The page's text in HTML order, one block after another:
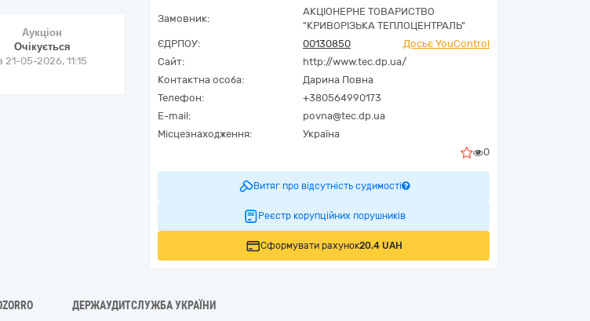
Аукціон
Очікується
21-05-2026, 11:15
Замовник:
АКЦІОНЕРНЕ ТОВАРИСТВО
"КРИВОРІЗЬКА ТЕПЛОЦЕНТРАЛЬ"
ЄДРПОУ:
00130850
Досьє YouControl
Сайт:
http://www.tec.dp.ua/
Контактна особа:
Дарина Повна
Телефон:
+380564990173
E-mail:
povna@tec.dp.ua
Місцезнаходження:
Україна
0
Витяг про відсутність судимості
Реєстр корупційних порушників
Сформувати рахунок20.4 UAH
ДЕРЖАУДИТСЛУЖБА УКРАЇНИ